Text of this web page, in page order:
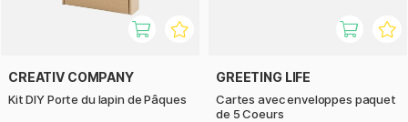
CREATIV COMPANY
Kit DIY Porte du lapin de Pâques
GREETING LIFE
Cartes avec enveloppes paquet
de 5 Coeurs